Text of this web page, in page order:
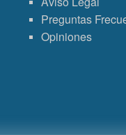
Preguntas
Opiniones